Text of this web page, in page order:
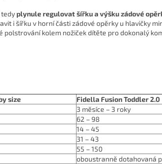
tedyplynule regulovat šířku a výšku zádové
i šířku v horní části zádové opěrky u hlavičky
polstrování kolem nožiček dítěte pro dokonalý
size
Fidella Fusion Toddler 2.0
3 měsíce – 3 roky
62 – 98
14 – 45
31 – 43
55 – 150
oboustranně dotahovaná